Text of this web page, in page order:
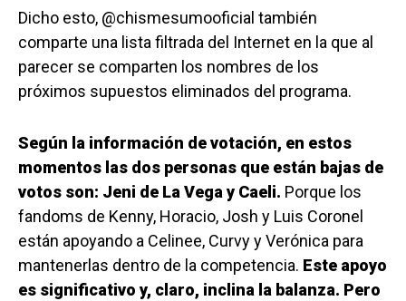
Dicho esto, @chismesumooficial también
comparte una lista filtrada del Internet en la que al
parecer se comparten los nombres de los
próximos supuestos eliminados del programa.
Según la información de votación, en estos
momentos las dos personas que están bajas de
votos son: Jeni de La Vega y Caeli. Porque los
fandoms de Kenny, Horacio, Josh y Luis Coronel
están apoyando a Celinee, Curvy y Verónica para
mantenerlas dentro de la competencia. Este apoyo
es significativo y, claro, inclina la balanza. Pero